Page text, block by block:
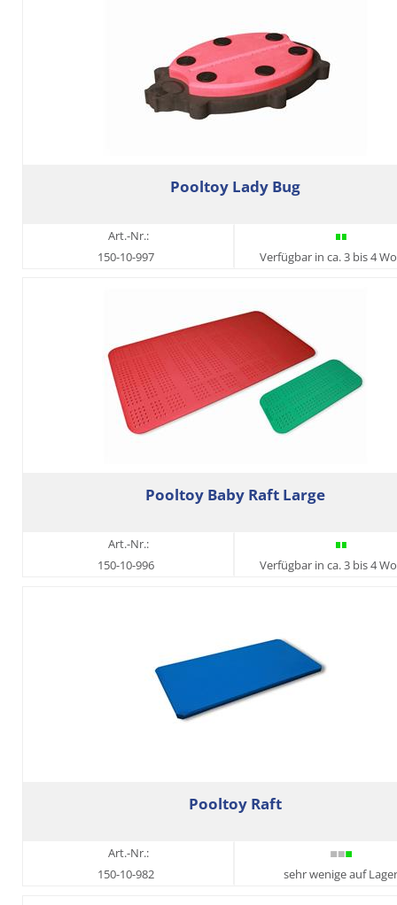
Pooltoy Lady Bug
Art.-Nr.:
150-10-997
Verfügbar in ca. 3 bis 4
Pooltoy Baby Raft Large
Art.-Nr.:
150-10-996
Verfügbar in ca. 3 bis 4
Pooltoy Raft
Art.-Nr.:
150-10-982
sehr wenige auf Lager